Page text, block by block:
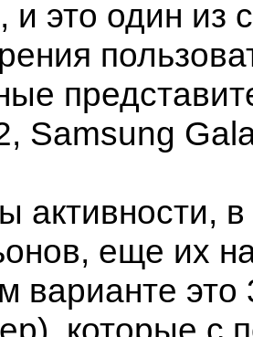
и это один
Samsung
активности,
еще их
варианте